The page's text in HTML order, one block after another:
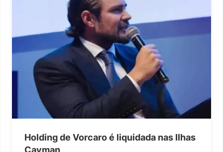
Holding de Vorcaro é liquidada nas Ilhas
Cayman